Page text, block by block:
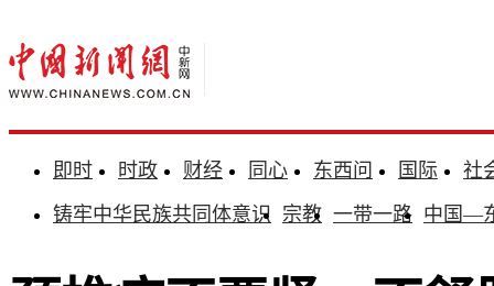
即时 时政 财经 同心 东西问 国际
社
铸牢中华民族共同体意识 宗教 一带一路 中国—